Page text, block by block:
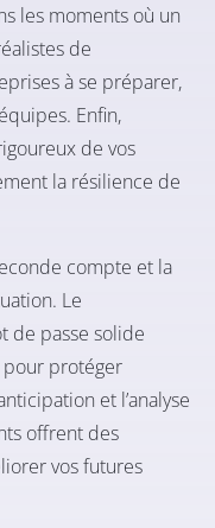
les moments où un
de
à se préparer,
Enfin,
de vos
la résilience de
compte et la
Le
de passe solide
pour protéger
et l’analyse
offrent des
vos futures